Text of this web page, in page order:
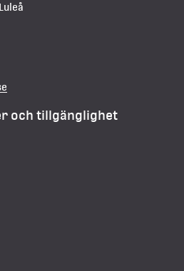
och tillgänglighet